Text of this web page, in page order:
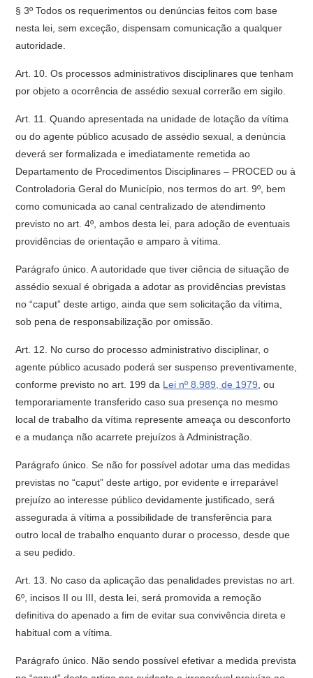
§ 3º Todos os requerimentos ou denúncias feitos com base
nesta lei, sem exceção, dispensam comunicação a qualquer
autoridade.
Art. 10. Os processos administrativos disciplinares que tenham
por objeto a ocorrência de assédio sexual correrão em sigilo.
Art. 11. Quando apresentada na unidade de lotação da vítima
ou do agente público acusado de assédio sexual, a denúncia
deverá ser formalizada e imediatamente remetida ao
Departamento de Procedimentos Disciplinares – PROCED ou à
Controladoria Geral do Município, nos termos do art. 9º, bem
como comunicada ao canal centralizado de atendimento
previsto no art. 4º, ambos desta lei, para adoção de eventuais
providências de orientação e amparo à vítima.
Parágrafo único. A autoridade que tiver ciência de situação de
assédio sexual é obrigada a adotar as providências previstas
no “caput” deste artigo, ainda que sem solicitação da vítima,
sob pena de responsabilização por omissão.
Art. 12. No curso do processo administrativo disciplinar, o
agente público acusado poderá ser suspenso preventivamente,
conforme previsto no art. 199 da Lei nº 8.989, de 1979 , ou
temporariamente transferido caso sua presença no mesmo
local de trabalho da vítima represente ameaça ou desconforto
e a mudança não acarrete prejuízos à Administração.
Parágrafo único. Se não for possível adotar uma das medidas
previstas no “caput” deste artigo, por evidente e irreparável
prejuízo ao interesse público devidamente justificado, será
assegurada à vítima a possibilidade de transferência para
outro local de trabalho enquanto durar o processo, desde que
a seu pedido.
Art. 13. No caso da aplicação das penalidades previstas no art.
6º, incisos II ou III, desta lei, será promovida a remoção
definitiva do apenado a fim de evitar sua convivência direta e
habitual com a vítima.
Parágrafo único. Não sendo possível efetivar a medida prevista